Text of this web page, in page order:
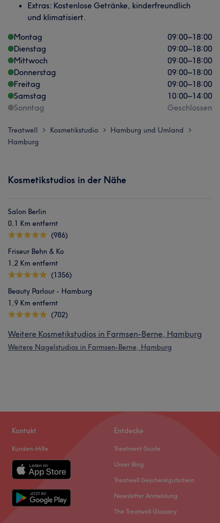
Extras: Kostenlose Getränke, kinderfreundlich
und klimatisiert.
Montag
09:00–18:00
Dienstag
09:00–18:00
Mittwoch
09:00–18:00
Donnerstag
09:00–18:00
Freitag
09:00–18:00
Samstag
10:00–14:00
Sonntag
Geschlossen
Treatwell > Kosmetikstudio > Hamburg und Umland >
Hamburg
Kosmetikstudios in der Nähe
Salon Berlin
0,1 Km entfernt
(986)
Friseur Behn & Ko
1,2 Km entfernt
(1356)
Beauty Parlour - Hamburg
1,9 Km entfernt
(702)
Weitere Kosmetikstudios in Farmsen-Berne, Hamburg
Weitere Nagelstudios in Farmsen-Berne, Hamburg
Kontakt
Kunden-Hilfe
Entdecke
Treatment Guide
Unser Blog
Treatwell Geschenkgutschein
Newsletter Anmeldung
The Treatwell Glossary